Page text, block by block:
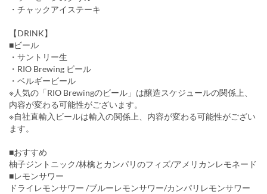
・チャックアイステーキ
【DRINK】
■ビール
・サントリー生
・RIO Brewing ビール
・ベルギービール
※人気の「RIO Brewingのビール」は醸造スケジュールの関係上、
内容が変わる可能性がございます。
※自社直輸入ビールは輸入の関係上、内容が変わる可能性がござい
ます。
■おすすめ
柚子ジントニック/林檎とカンパリのフィズ/アメリカンレモネード
■レモンサワー
ドライレモンサワー /ブルーレモンサワー/カンパリレモンサワー